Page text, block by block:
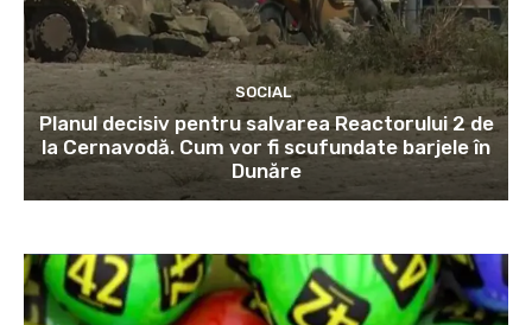
SOCIAL
Planul decisiv pentru salvarea Reactorului 2 de
la Cernavodă. Cum vor fi scufundate barjele în
Dunăre